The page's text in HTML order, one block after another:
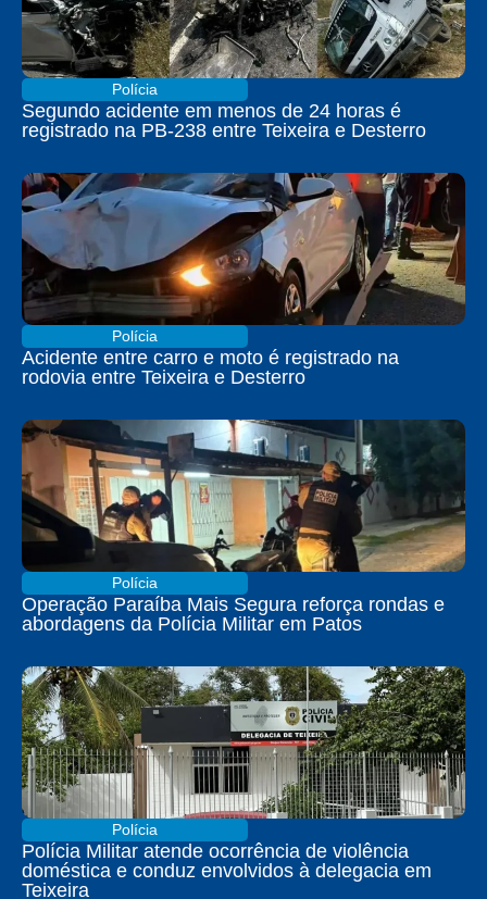
Polícia
Segundo acidente em menos de 24 horas é
registrado na PB-238 entre Teixeira e Desterro
Polícia
Acidente entre carro e moto é registrado na
rodovia entre Teixeira e Desterro
Polícia
Operação Paraíba Mais Segura reforça rondas e
abordagens da Polícia Militar em Patos
Polícia
Polícia Militar atende ocorrência de violência
doméstica e conduz envolvidos à delegacia em
Teixeira